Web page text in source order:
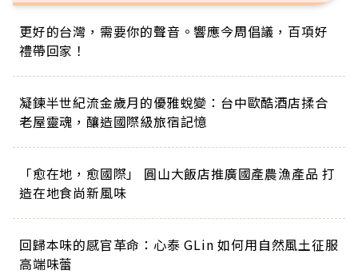
更好的台灣，需要你的聲音。響應今周倡議，百項好
禮帶回家！
凝鍊半世紀流金歲月的優雅蛻變：台中歐酷酒店揉合
老屋靈魂，釀造國際級旅宿記憶
「愈在地，愈國際」 圓山大飯店推廣國產農漁產品 打
造在地食尚新風味
回歸本味的感官革命：心泰 GLin 如何用自然風土征服
高端味蕾